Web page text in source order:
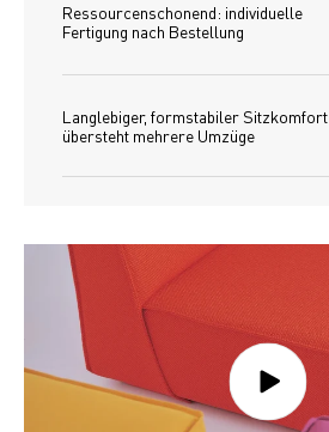
Ressourcenschonend: individuelle
Fertigung nach Bestellung
Langlebiger, formstabiler Sitzkomfort
übersteht mehrere Umzüge